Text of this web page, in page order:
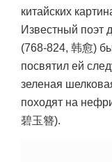
китайских
Известный поэт
(768-824, 韩愈)
посвятил ей
зеленая
походят на
碧玉簪).